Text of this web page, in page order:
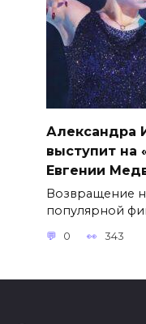
Александра
выступит на
Евгении
Возвращение
популярной
0 343